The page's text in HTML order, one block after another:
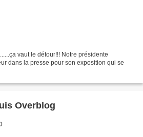
la presse pour son exposition qui se
Article publié depuis Overblog